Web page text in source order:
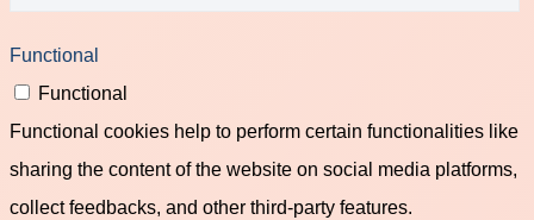
Functional
Functional
Functional cookies help to perform certain functionalities like
sharing the content of the website on social media platforms,
collect feedbacks, and other third-party features.